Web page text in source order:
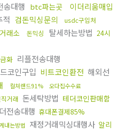
송대행 btc파는곳 이더리움매입
적 검돈믹싱문의 usdc구입처
래소 돈믹싱 탈세하는방법 24시
화 리플전송대행
코인구입 비트코인환전 해외선
컬쳐랜드91% 오다집수수료
거래 돈세탁방법 테더코인판매함
전송대행 휴대폰결제85%
내는방법 재정거래믹싱대행사 알리